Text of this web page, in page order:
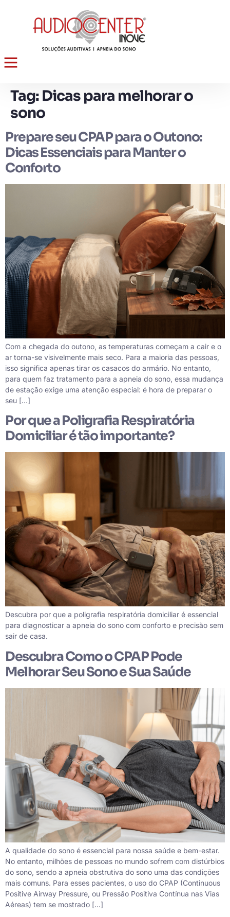
Tag: Dicas para melhorar o
sono
Prepare seu CPAP para o Outono:
Dicas Essenciais para Manter o
Conforto
Com a chegada do outono, as temperaturas começam a cair e o
ar torna-se visivelmente mais seco. Para a maioria das pessoas,
isso significa apenas tirar os casacos do armário. No entanto,
para quem faz tratamento para a apneia do sono, essa mudança
de estação exige uma atenção especial: é hora de preparar o
seu […]
Por que a Poligrafia Respiratória
Domiciliar é tão importante?
Descubra por que a poligrafia respiratória domiciliar é essencial
para diagnosticar a apneia do sono com conforto e precisão sem
sair de casa.
Descubra Como o CPAP Pode
Melhorar Seu Sono e Sua Saúde
A qualidade do sono é essencial para nossa saúde e bem-estar.
No entanto, milhões de pessoas no mundo sofrem com distúrbios
do sono, sendo a apneia obstrutiva do sono uma das condições
mais comuns. Para esses pacientes, o uso do CPAP (Continuous
Positive Airway Pressure, ou Pressão Positiva Contínua nas Vias
Aéreas) tem se mostrado […]